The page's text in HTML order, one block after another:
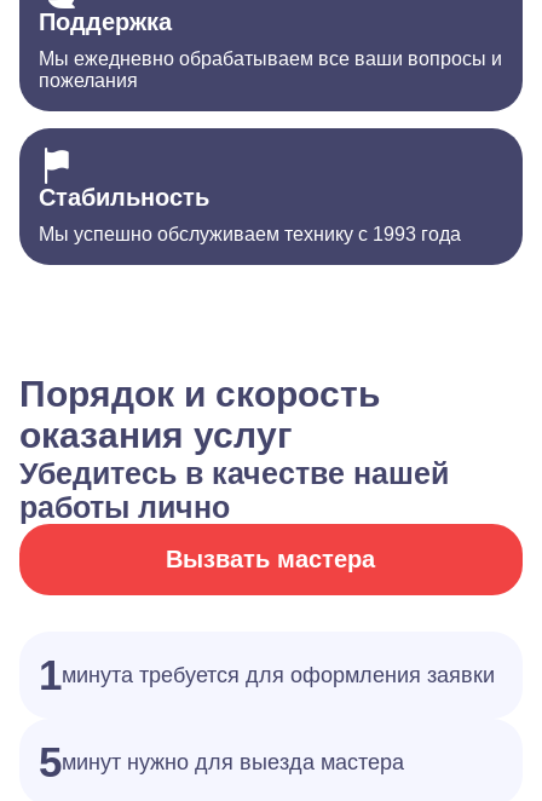
Поддержка
Мы ежедневно обрабатываем все ваши вопросы и
пожелания
Стабильность
Мы успешно обслуживаем технику с 1993 года
Порядок и скорость
оказания услуг
Убедитесь в качестве нашей
работы лично
Вызвать мастера
1минута требуется для оформления заявки
5минут нужно для выезда мастера